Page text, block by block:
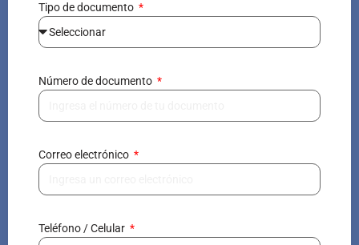
Tipo de documento
Número de documento
Correo electrónico
Teléfono / Celular